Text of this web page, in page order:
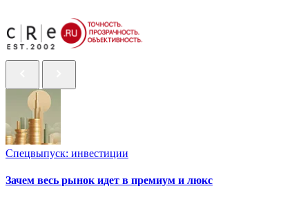
Спецвыпуск: инвестиции
Зачем весь рынок идет в премиум и люкс